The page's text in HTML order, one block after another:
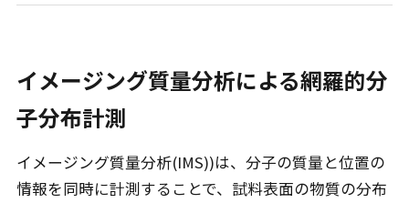
イメージング質量分析による網羅的分
子分布計測
イメージング質量分析(IMS))は、分子の質量と位置の
情報を同時に計測することで、試料表面の物質の分布